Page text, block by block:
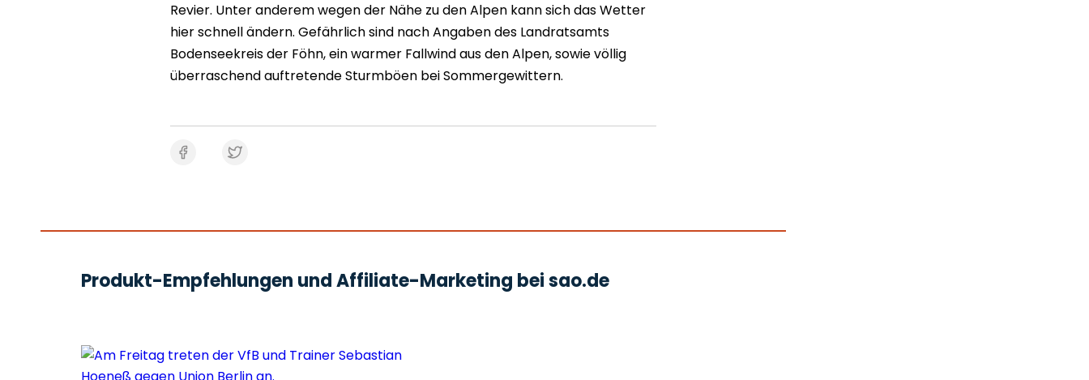
Revier. Unter anderem wegen der Nähe zu den Alpen kann sich das Wetter
hier schnell ändern. Gefährlich sind nach Angaben des Landratsamts
Bodenseekreis der Föhn, ein warmer Fallwind aus den Alpen, sowie völlig
überraschend auftretende Sturmböen bei Sommergewittern.
Produkt-Empfehlungen und Affiliate-Marketing bei sao.de